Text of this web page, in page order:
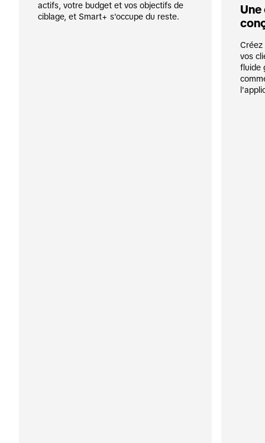
actifs, votre budget et vos objectifs de
ciblage, et Smart+ s'occupe du reste.
vos
fluide